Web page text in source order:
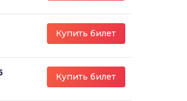
Купить билет
Купить билет